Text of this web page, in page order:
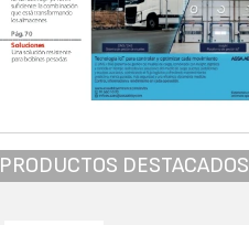
PRODUCTOS DESTACADOS